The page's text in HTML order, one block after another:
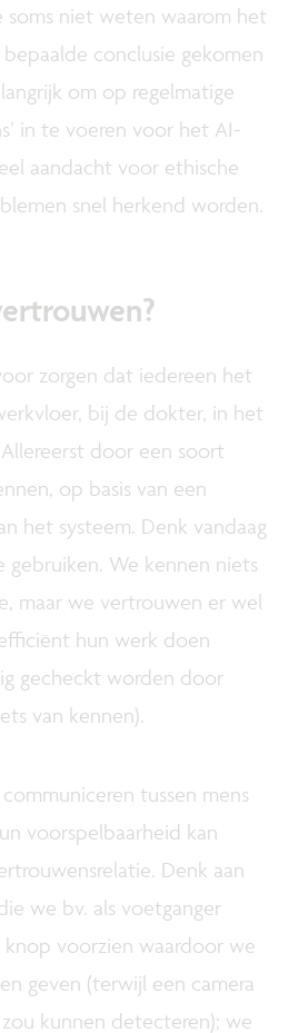
soms niet weten waarom het
conclusie gekomen
om op regelmatige
in te voeren voor het AI-
aandacht voor ethische
snel herkend worden.
zorgen dat iedereen het
bij de dokter, in het
door een soort
op basis van een
het systeem. Denk vandaag
We kennen niets
maar we vertrouwen er wel
hun werk doen
gecheckt worden door
van kennen).
tussen mens
voorspelbaarheid kan
Denk aan
we bv. als voetganger
knop voorzien waardoor we
geven (terwijl een camera
kunnen detecteren); we